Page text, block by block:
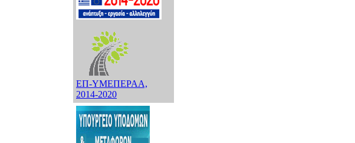
ΕΠ-ΥΜΕΠΕΡΑΑ,
2014-2020